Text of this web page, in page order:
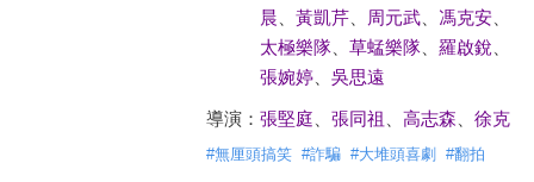
晨
黃凱芹、 周元武、 馮克安、
太極樂隊、 草蜢樂隊、 羅啟銳
張婉婷、 吳思遠
導演： 張堅庭 張同祖 高志森 徐克
#無厘頭搞笑 #詐騙 #大堆頭喜劇 #翻拍